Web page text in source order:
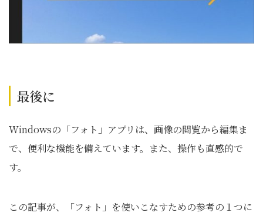
最後に
Windowsの「フォト」アプリは、画像の閲覧から編集ま
で、便利な機能を備えています。また、操作も直感的で
す。
この記事が、「フォト」を使いこなすための参考の１つに